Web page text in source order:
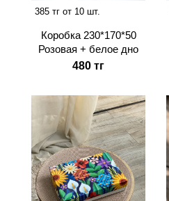
385 тг от 10 шт.
Коробка 230*170*50
Розовая + белое дно
480 тг